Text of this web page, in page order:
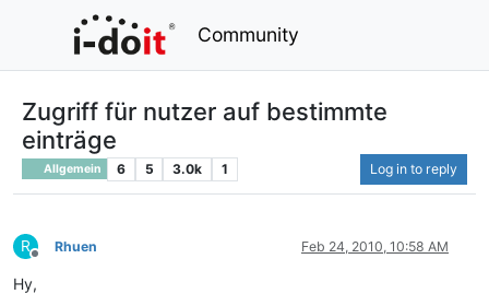
Community
Zugriff für nutzer auf bestimmte
einträge
Allgemein 6 5 3.0k 1 Log in to reply
R
Offline
Rhuen Feb 24, 2010, 10:58 AM
Hy,